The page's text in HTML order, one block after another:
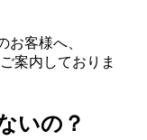
お客様へ、
案内しておりま
いの？